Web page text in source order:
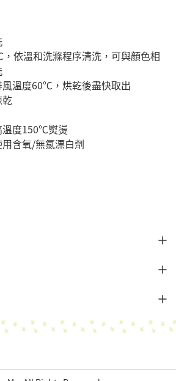
，依溫和洗滌程序清洗，可與顏色相
溫度60℃，烘乾後盡快取出
溫度150℃熨燙
含氧/無氯漂白劑